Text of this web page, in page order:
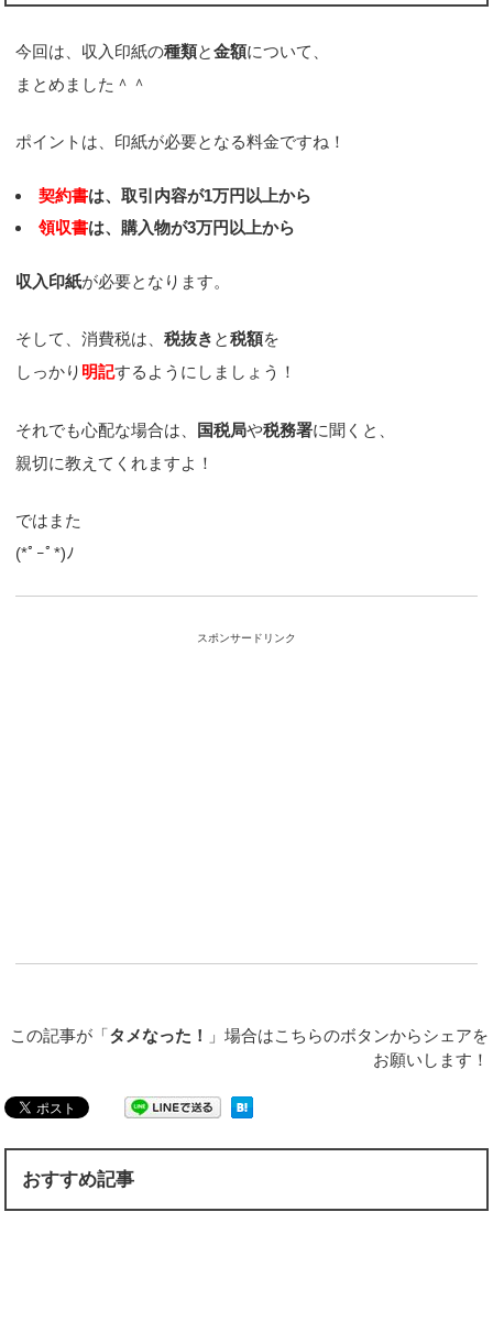
今回は、収入印紙の種類と金額について、
まとめました＾＾
ポイントは、印紙が必要となる料金ですね！
契約書は、取引内容が1万円以上から
領収書は、購入物が3万円以上から
収入印紙が必要となります。
そして、消費税は、税抜き と税額を
しっかり 明記するようにしましょう！
それでも心配な場合は、 国税局や税務署に聞くと、
親切に教えてくれますよ！
ではまた
(*ﾟｰﾟ*)ﾉ
スポンサードリンク
この記事が「タメなった！
」場合はこちらのボタンからシェアを
お願いします！
おすすめ記事